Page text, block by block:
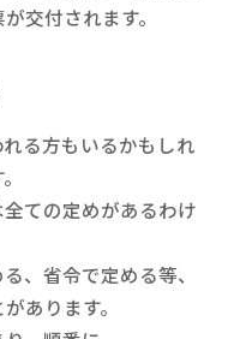
交付されます。
る方もいるかもしれ
ての定めがあるわけ
、省令で定める等、
あります。